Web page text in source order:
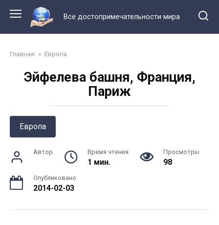
контенту
Все достопримечательности мира
Главная » Европа
Эйфелева башня, Франция,
Париж
Европа
Автор Время чтения
1 мин.
Просмотры
98
Опубликовано
2014-02-03